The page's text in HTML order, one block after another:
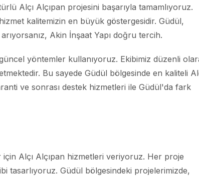
Alçı Alçıpan projesini başarıyla tamamlıyoruz.
kalitemizin en büyük göstergesidir. Güdül,
Akin İnşaat Yapı doğru tercih.
yöntemler kullanıyoruz. Ekibimiz düzenli
Bu sayede Güdül bölgesinde en kaliteli
ve sonrası destek hizmetleri ile Güdül'da fark
Alçı Alçıpan hizmetleri veriyoruz. Her proje
tasarlıyoruz. Güdül bölgesindeki projelerimizde,